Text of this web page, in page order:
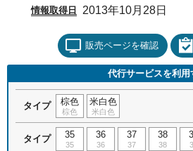
情報取得日 2013年10月28日
販売ページを確認
代行サービスを利用
タイプ 棕色
棕色
米白色
米白色
タイプ 35
35
36
36
37
37
38
38